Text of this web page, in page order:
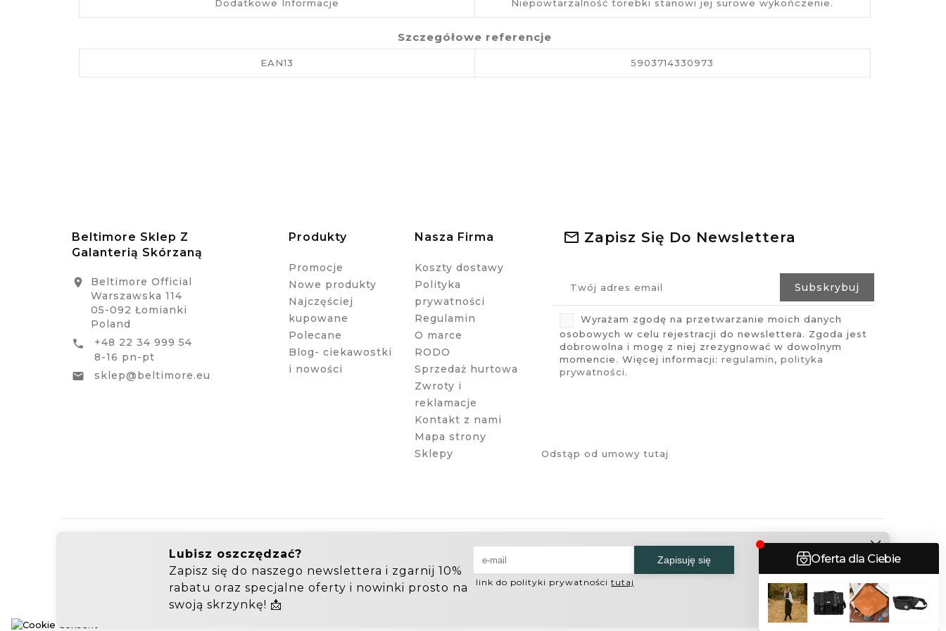
Dodatkowe Informacje Niepowtarzalność torebki stanowi jej surowe wykończenie.
Szczegółowe referencje
EAN13 5903714330973
Zapisz Się Do Newslettera
Wyrażam zgodę na przetwarzanie moich danych
osobowych w celu rejestracji do newslettera. Zgoda jest
dobrowolna i mogę z niej zrezygnować w dowolnym
momencie. Więcej informacji: regulamin, polityka
prywatności.
Beltimore Sklep Z
Galanterią Skórzaną

Beltimore Official
Warszawska 114
05-092 Łomianki
Poland

+48 22 34 999 54
8-16 pn-pt

sklep@beltimore.eu
Produkty
Promocje
Nowe produkty
Najczęściej
kupowane
Polecane
Blog- ciekawostki
i nowości
Nasza Firma
Koszty dostawy
Polityka
prywatności
Regulamin
O marce
RODO
Sprzedaż hurtowa
Zwroty i
reklamacje
Kontakt z nami
Mapa strony
Sklepy
Odstąp od umowy tutaj